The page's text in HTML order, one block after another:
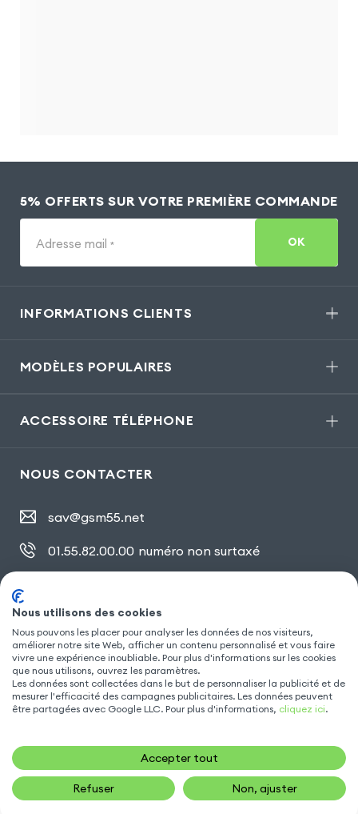
€ AJOUTER AU PANIER
5% OFFERTS SUR VOTRE PREMIÈRE COMMANDE
Adresse mail * OK
INFORMATIONS CLIENTS
MODÈLES POPULAIRES
ACCESSOIRE TÉLÉPHONE
NOUS CONTACTER
sav@gsm55.net
01.55.82.00.00 numéro non surtaxé
SUIVEZ NOUS
Nous utilisons des cookies
Nous pouvons les placer pour analyser les données de nos visiteurs,
améliorer notre site Web, afficher un contenu personnalisé et vous faire
vivre une expérience inoubliable. Pour plus d'informations sur les cookies
que nous utilisons, ouvrez les paramètres.
Les données sont collectées dans le but de personnaliser la publicité et de
mesurer l'efficacité des campagnes publicitaires. Les données peuvent
être partagées avec Google LLC. Pour plus d'informations, cliquez ici.
Accepter tout
Refuser Non, ajuster